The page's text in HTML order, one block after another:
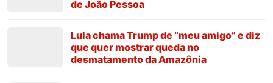
de João Pessoa
Lula chama Trump de “meu amigo” e diz
que quer mostrar queda no
desmatamento da Amazônia